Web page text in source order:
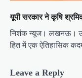
यूपी सरकार ने कृषि
निशंक न्यूज। लखनऊ।
हित में एक ऐतिहासिक
Leave a Reply